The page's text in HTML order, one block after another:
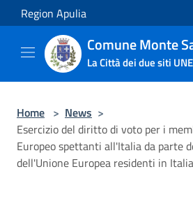
Salta al contenuto principale
Region Apulia
Comune Monte
La Città dei due siti
Home > News >
Esercizio del diritto di voto per i
Europeo spettanti all'Italia da parte
dell'Unione Europea residenti in Italia